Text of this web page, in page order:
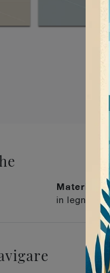
Materiale
in legno 12